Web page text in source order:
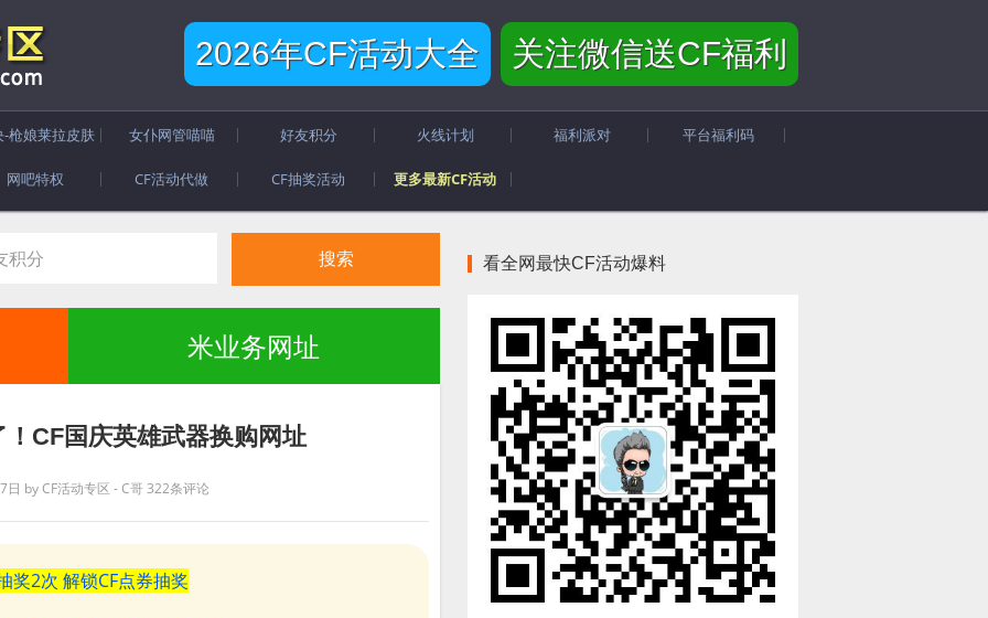
2026年CF活动大全 关注微信送CF福利
-枪娘莱拉皮肤 女仆网管喵喵 好友积分 火线计划 福利派对 平台福利码
网吧特权 CF活动代做 CF抽奖活动 更多最新CF活动
米业务网址
CF国庆英雄武器换购网址
日 byCF活动专区 - C哥 322条评论
奖2次 解锁CF点券抽奖
看全网最快CF活动爆料